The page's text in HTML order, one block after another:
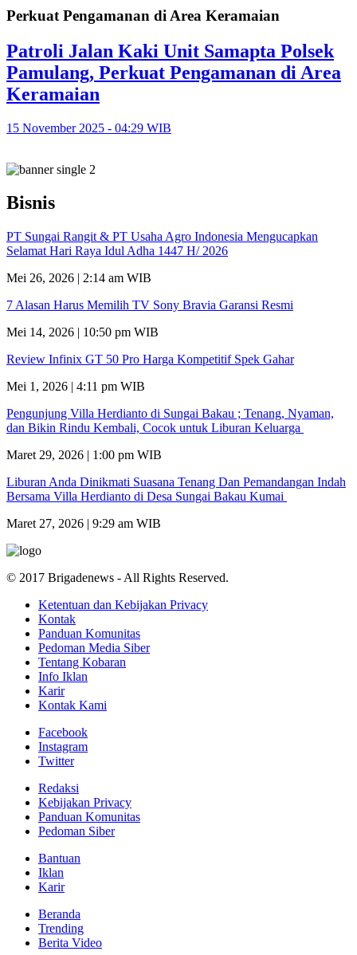
Perkuat Pengamanan di Area Keramaian
Patroli Jalan Kaki Unit Samapta Polsek
Pamulang, Perkuat Pengamanan di Area
Keramaian
15 November 2025 - 04:29 WIB
Bisnis
PT Sungai Rangit & PT Usaha Agro Indonesia Mengucapkan
Selamat Hari Raya Idul Adha 1447 H/ 2026
Mei 26, 2026 | 2:14 am WIB
7 Alasan Harus Memilih TV Sony Bravia Garansi Resmi
Mei 14, 2026 | 10:50 pm WIB
Review Infinix GT 50 Pro Harga Kompetitif Spek Gahar
Mei 1, 2026 | 4:11 pm WIB
Pengunjung Villa Herdianto di Sungai Bakau ; Tenang, Nyaman,
dan Bikin Rindu Kembali, Cocok untuk Liburan Keluarga
Maret 29, 2026 | 1:00 pm WIB
Liburan Anda Dinikmati Suasana Tenang Dan Pemandangan Indah
Bersama Villa Herdianto di Desa Sungai Bakau Kumai
Maret 27, 2026 | 9:29 am WIB
© 2017 Brigadenews - All Rights Reserved.
Ketentuan dan Kebijakan Privacy
Kontak
Panduan Komunitas
Pedoman Media Siber
Tentang Kobaran
Info Iklan
Karir
Kontak Kami
Facebook
Instagram
Twitter
Redaksi
Kebijakan Privacy
Panduan Komunitas
Pedoman Siber
Bantuan
Iklan
Karir
Beranda
Trending
Berita Video